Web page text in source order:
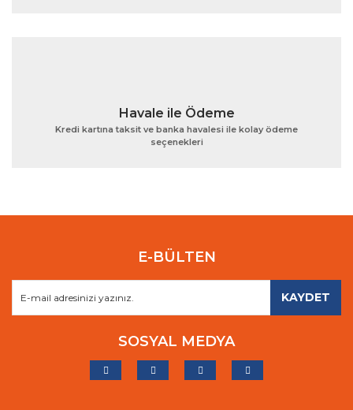
Havale ile Ödeme
Kredi kartına taksit ve banka havalesi ile kolay ödeme
seçenekleri
E-BÜLTEN
KAYDET
SOSYAL MEDYA